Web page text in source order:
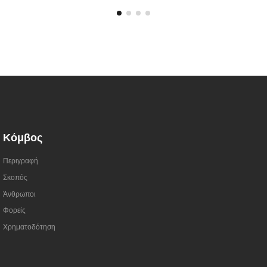
Κόμβος
Περιγραφή
Σκοπός
Άνθρωποι
Φορείς
Χρηματοδότηση